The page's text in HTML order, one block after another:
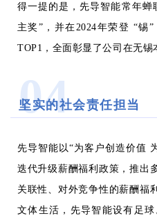
得一提的是，先导智能常年蝉
主奖”，并在2024年荣登 “锡
TOP1，全面彰显了公司在无锡
04
坚实的社会责任担当
先导智能以“为客户创造价值
迭代升级薪酬福利政策，推出
关联性、对外竞争性的薪酬福
文体生活，先导智能设有足